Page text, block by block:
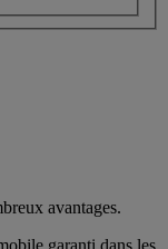
avantages.
garanti dans les